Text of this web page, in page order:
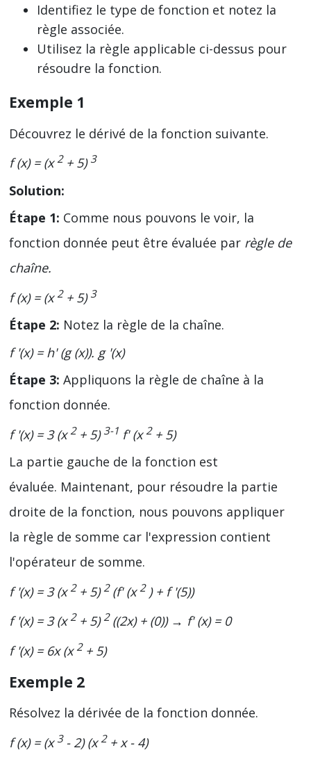
Identifiez le type de fonction et notez la
règle associée.
Utilisez la règle applicable ci-dessus pour
résoudre la fonction.
Exemple 1
Découvrez le dérivé de la fonction suivante.
f (x) = (x2 + 5) 3
Solution:
Étape 1: Comme nous pouvons le voir, la
fonction donnée peut être évaluée par règle de
chaîne.
f (x) = (x 2 + 5) 3
Étape 2: Notez la règle de la chaîne.
f '(x) = h' (g (x)). g '(x)
Étape 3: Appliquons la règle de chaîne à la
fonction donnée.
f '(x) = 3 (x 2 + 5) 3-1 f' (x 2 + 5)
La partie gauche de la fonction est
évaluée. Maintenant, pour résoudre la partie
droite de la fonction, nous pouvons appliquer
la règle de somme car l'expression contient
l'opérateur de somme.
f '(x) = 3 (x 2 + 5) 2 (f' (x 2 ) + f '(5))
f '(x) = 3 (x2 + 5)2 ((2x) + (0)) → f' (x) = 0
f '(x) = 6x (x 2 + 5)
Exemple 2
Résolvez la dérivée de la fonction donnée.
f (x) = (x 3 - 2) (x 2 + x - 4)